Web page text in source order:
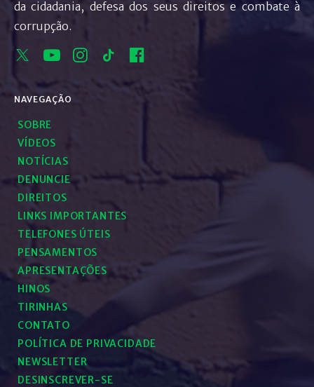
da cidadania, defesa dos seus direitos e combate à
corrupção.
NAVEGAÇÃO
SOBRE
VÍDEOS
NOTÍCIAS
DENUNCIE
DIREITOS
LINKS IMPORTANTES
TELEFONES ÚTEIS
PENSAMENTOS
APRESENTAÇÕES
HINOS
TIRINHAS
CONTATO
POLÍTICA DE PRIVACIDADE
NEWSLETTER
DESINSCREVER-SE